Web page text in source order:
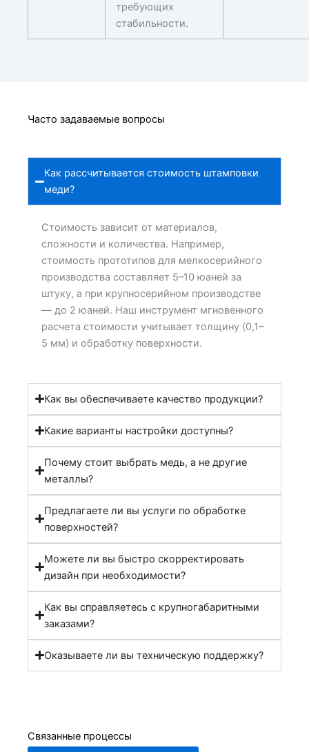
требующих
стабильности.
Часто задаваемые вопросы
Как рассчитывается стоимость штамповки
меди?
Стоимость зависит от материалов,
сложности и количества. Например,
стоимость прототипов для мелкосерийного
производства составляет 5–10 юаней за
штуку, а при крупносерийном производстве
— до 2 юаней. Наш инструмент мгновенного
расчета стоимости учитывает толщину (0,1–
5 мм) и обработку поверхности.
Как вы обеспечиваете качество продукции?
Какие варианты настройки доступны?
Почему стоит выбрать медь, а не другие
металлы?
Предлагаете ли вы услуги по обработке
поверхностей?
Можете ли вы быстро скорректировать
дизайн при необходимости?
Как вы справляетесь с крупногабаритными
заказами?
Оказываете ли вы техническую поддержку?
Связанные процессы